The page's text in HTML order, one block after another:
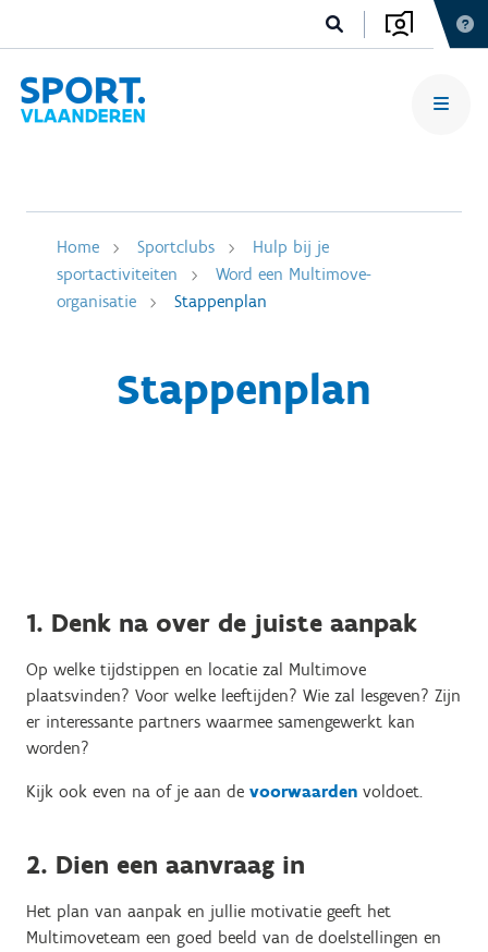
Home Sportclubs
Hulp bij je
sportactiviteiten
Word een Multimove-
organisatie
Stappenplan
Stappenplan
1. Denk na over de juiste aanpak
Op welke tijdstippen en locatie zal Multimove
plaatsvinden? Voor welke leeftijden? Wie zal lesgeven? Zijn
er interessante partners waarmee samengewerkt kan
worden?
Kijk ook even na of je aan de voorwaarden voldoet.
2. Dien een aanvraag in
Het plan van aanpak en jullie motivatie geeft het
Multimoveteam een goed beeld van de doelstellingen en